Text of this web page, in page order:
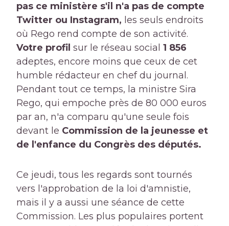
pas ce ministère s'il n'a pas de compte
Twitter ou Instagram, les seuls endroits
où Rego rend compte de son activité.
Votre profil sur le réseau social 1 856
adeptes, encore moins que ceux de cet
humble rédacteur en chef du journal.
Pendant tout ce temps, la ministre Sira
Rego, qui empoche près de 80 000 euros
par an, n'a comparu qu'une seule fois
devant le Commission de la jeunesse et
de l'enfance du Congrès des députés.
Ce jeudi, tous les regards sont tournés
vers l'approbation de la loi d'amnistie,
mais il y a aussi une séance de cette
Commission. Les plus populaires portent